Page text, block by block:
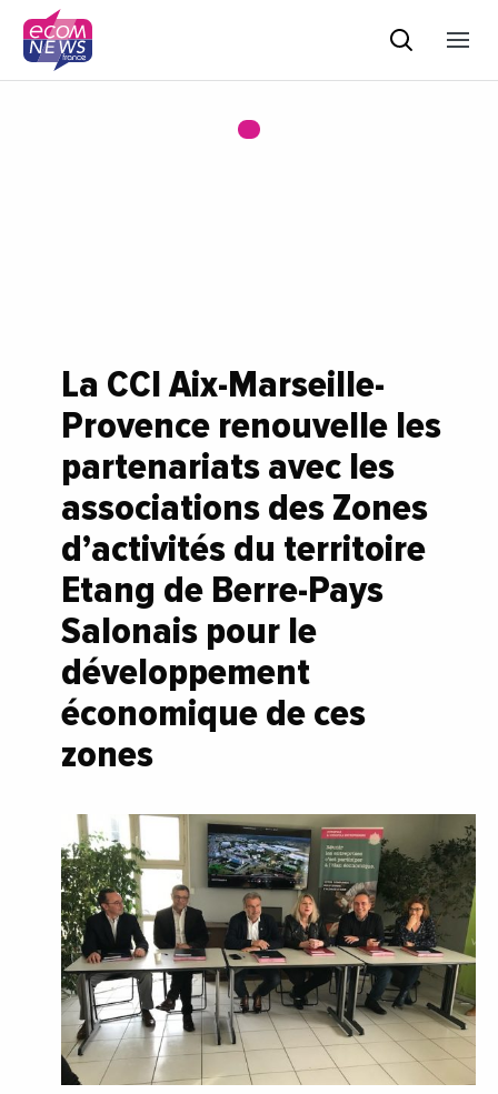
La CCI Aix-Marseille-
Provence renouvelle les
partenariats avec les
associations des Zones
d’activités du territoire
Etang de Berre-Pays
Salonais pour le
développement
économique de ces
zones